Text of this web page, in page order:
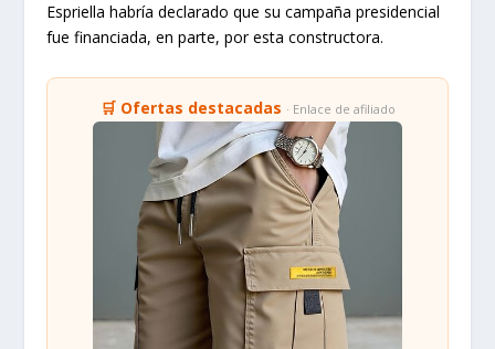
Espriella habría declarado que su campaña presidencial
fue financiada, en parte, por esta constructora.
🛒 Ofertas destacadas · Enlace de afiliado